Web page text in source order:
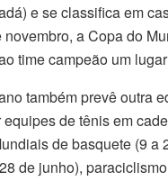
e se classifica em
a Copa do
time campeão um
também prevê outra
de tênis em
de basquete (9 a
de junho),